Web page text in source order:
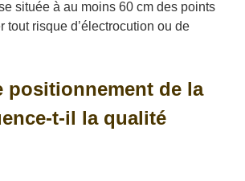
située à au moins 60 cm des points
tout risque d’électrocution ou de
positionnement de la
t-il la qualité